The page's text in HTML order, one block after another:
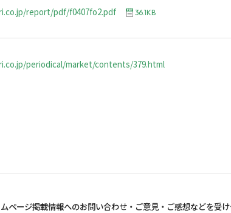
report/pdf/f0407fo2.pdf 36.1KB
periodical/market/contents/379.html
ページ掲載情報へのお問い合わせ・ ご意見・ご感想などを受け